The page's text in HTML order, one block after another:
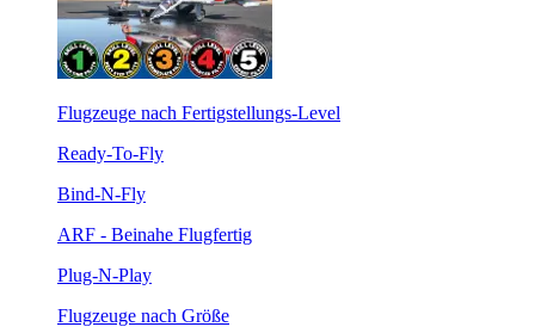
Flugzeuge nach Fertigstellungs-Level
Ready-To-Fly
Bind-N-Fly
ARF - Beinahe Flugfertig
Plug-N-Play
Flugzeuge nach Größe